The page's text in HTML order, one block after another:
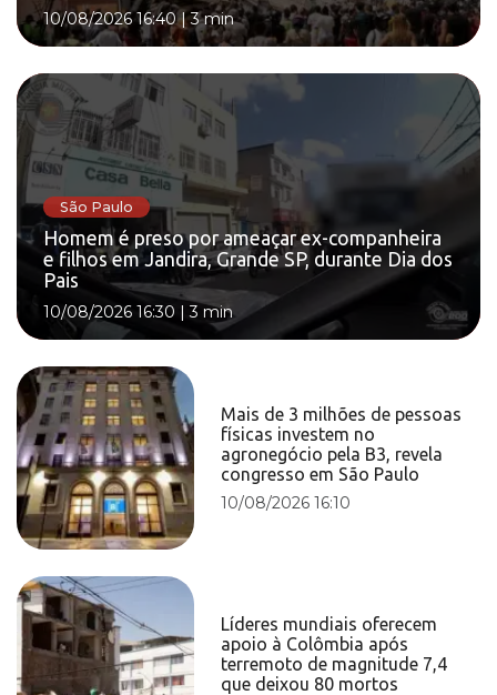
10/08/2026 16:40|3 min
São Paulo
Homem é preso por ameaçar ex-companheira
e filhos em Jandira, Grande SP, durante Dia dos
Pais
10/08/2026 16:30 |3 min
Mais de 3 milhões de pessoas
físicas investem no
agronegócio pela B3, revela
congresso em São Paulo
10/08/2026 16:10
Líderes mundiais oferecem
apoio à Colômbia após
terremoto de magnitude 7,4
que deixou 80 mortos